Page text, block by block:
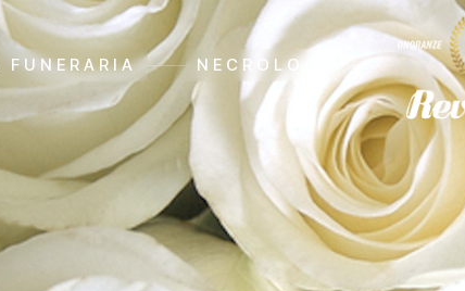
FUNERARIA NECROLOGI